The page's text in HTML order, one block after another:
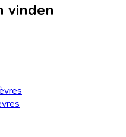
vinden